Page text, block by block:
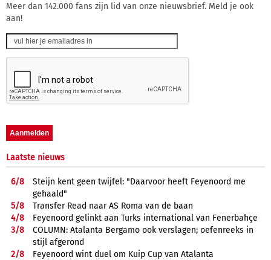
Meer dan 142.000 fans zijn lid van onze nieuwsbrief. Meld je ook
aan!
Laatste nieuws
6/8
Steijn kent geen twijfel: "Daarvoor heeft Feyenoord me
gehaald"
5/8
Transfer Read naar AS Roma van de baan
4/8
Feyenoord gelinkt aan Turks international van Fenerbahçe
3/8
COLUMN: Atalanta Bergamo ook verslagen; oefenreeks in
stijl afgerond
2/8
Feyenoord wint duel om Kuip Cup van Atalanta